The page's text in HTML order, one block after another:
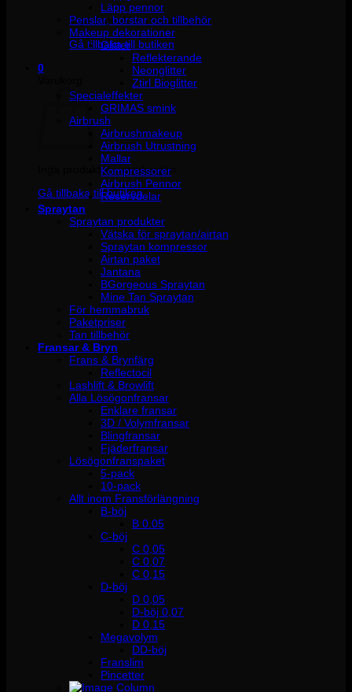
Inga produkter i varukorgen.
Gå tillbaka till butiken
0
Inga produkter i varukorgen.
Gå tillbaka till butiken
Läpp pennor
Penslar, borstar och tillbehör
Makeup dekorationer
Glitter
Reflekterande
Neonglitter
Ztirl Bioglitter
Specialeffekter
GRIMAS smink
Airbrush
Airbrushmakeup
Airbrush Utrustning
Mallar
Kompressorer
Airbrush Pennor
Reservdelar
Spraytan
Spraytan produkter
Vätska för spraytan/airtan
Spraytan kompressor
Airtan paket
Jantana
BGorgeous Spraytan
Mine Tan Spraytan
För hemmabruk
Paketpriser
Tan tillbehör
Fransar & Bryn
Frans & Brynfärg
Reflectocil
Lashlift & Browlift
Alla Lösögonfransar
Enklare fransar
3D / Volymfransar
Blingfransar
Fjäderfransar
Lösögonfranspaket
5-pack
10-pack
Allt inom Fransförlängning
B-böj
B 0.05
C-böj
C 0,05
C 0,07
C 0,15
D-böj
D 0,05
D-böj 0,07
D 0,15
Megavolym
DD-böj
Franslim
Pincetter